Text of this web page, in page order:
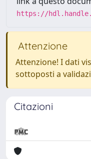
https://
Attenzione
Attenzione! I dati
sottoposti a
Citazioni